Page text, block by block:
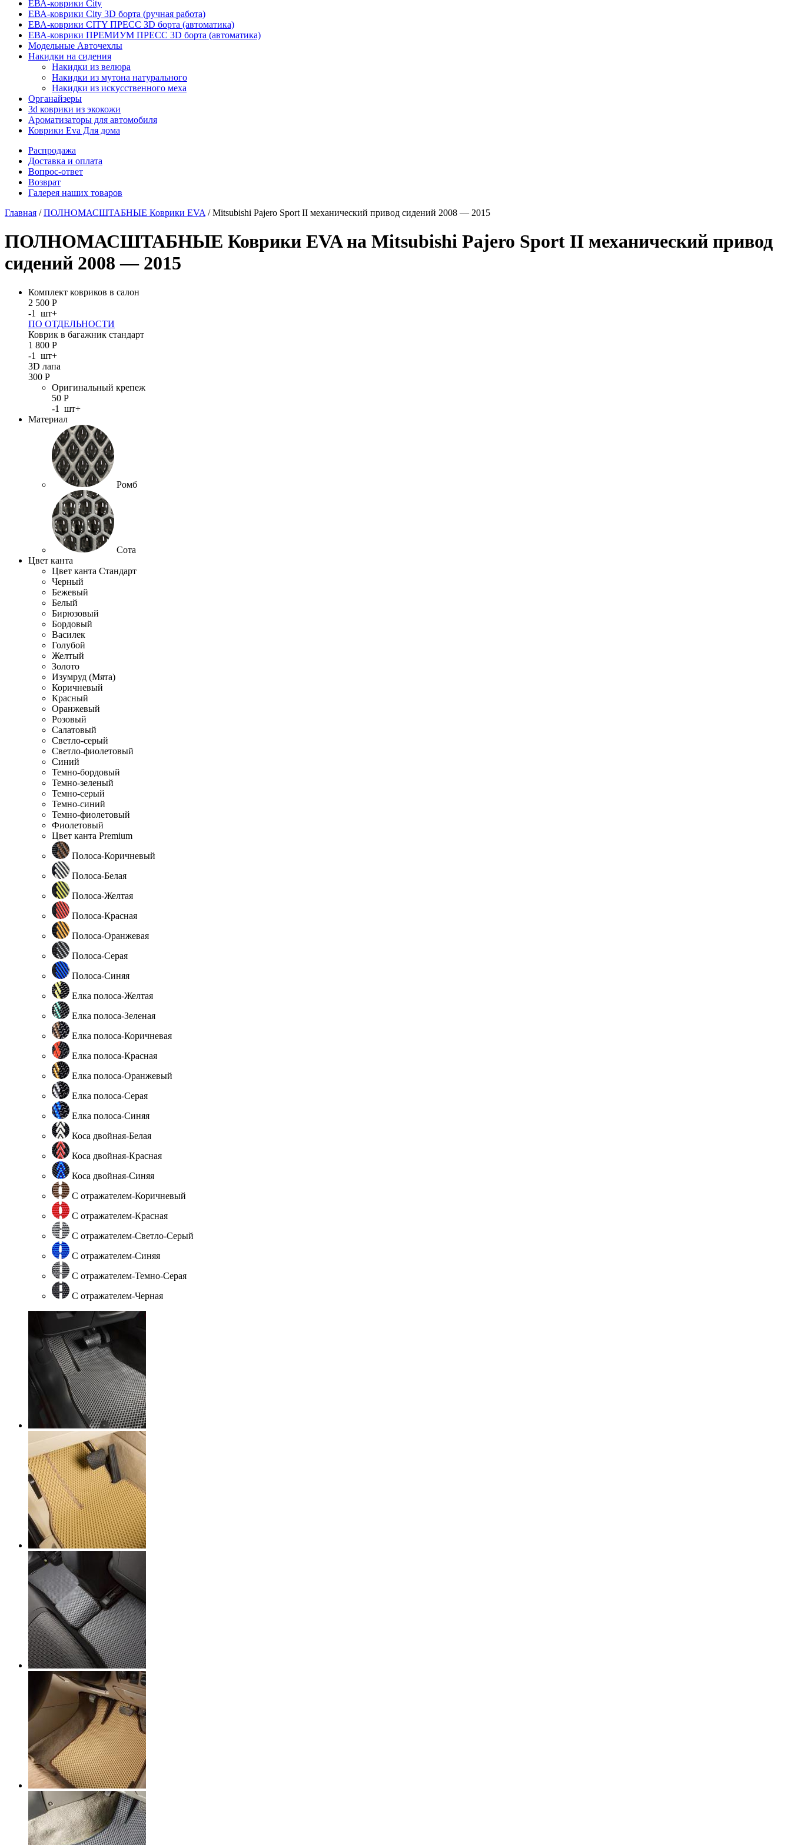
ЕВА-коврики City
ЕВА-коврики City 3D борта (ручная работа)
ЕВА-коврики CITY ПРЕСС 3D борта (автоматика)
ЕВА-коврики ПРЕМИУМ ПРЕСС 3D борта (автоматика)
Модельные Авточехлы
Накидки на сидения
Накидки из велюра
Накидки из мутона натурального
Накидки из искусственного меха
Органайзеры
3d коврики из экокожи
Ароматизаторы для автомобиля
Коврики Eva Для дома
Распродажа
Доставка и оплата
Вопрос-ответ
Возврат
Галерея наших товаров
Главная /ПОЛНОМАСШТАБНЫЕ Коврики EVA / Mitsubishi Pajero Sport II механический привод сидений 2008 — 2015
ПОЛНОМАСШТАБНЫЕ Коврики EVA на Mitsubishi Pajero Sport II механический привод
сидений 2008 — 2015
Комплект ковриков в салон
2 500 Р
-1 шт+
ПО ОТДЕЛЬНОСТИ
Коврик в багажник стандарт
1 800 Р
-1 шт+
3D лапа
300 Р
Оригинальный крепеж
50 Р
-1 шт+
Материал
Ромб
Сота
Цвет канта
Цвет канта Стандарт
Черный
Бежевый
Белый
Бирюзовый
Бордовый
Василек
Голубой
Желтый
Золото
Изумруд (Мята)
Коричневый
Красный
Оранжевый
Розовый
Салатовый
Светло-серый
Светло-фиолетовый
Синий
Темно-бордовый
Темно-зеленый
Темно-серый
Темно-синий
Темно-фиолетовый
Фиолетовый
Цвет канта Premium
Полоса-Коричневый
Полоса-Белая
Полоса-Желтая
Полоса-Красная
Полоса-Оранжевая
Полоса-Серая
Полоса-Синяя
Елка полоса-Желтая
Елка полоса-Зеленая
Елка полоса-Коричневая
Елка полоса-Красная
Елка полоса-Оранжевый
Елка полоса-Серая
Елка полоса-Синяя
Коса двойная-Белая
Коса двойная-Красная
Коса двойная-Синяя
С отражателем-Коричневый
С отражателем-Красная
С отражателем-Светло-Серый
С отражателем-Синяя
С отражателем-Темно-Серая
С отражателем-Черная